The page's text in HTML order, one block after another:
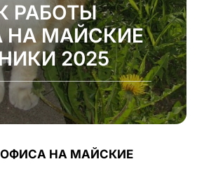
РАБОТЫ
НА МАЙСКИЕ
2025
ОФИСА НА МАЙСКИЕ